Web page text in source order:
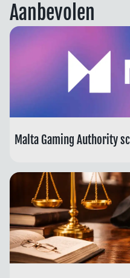
Aanbevolen
Malta Gaming Authority